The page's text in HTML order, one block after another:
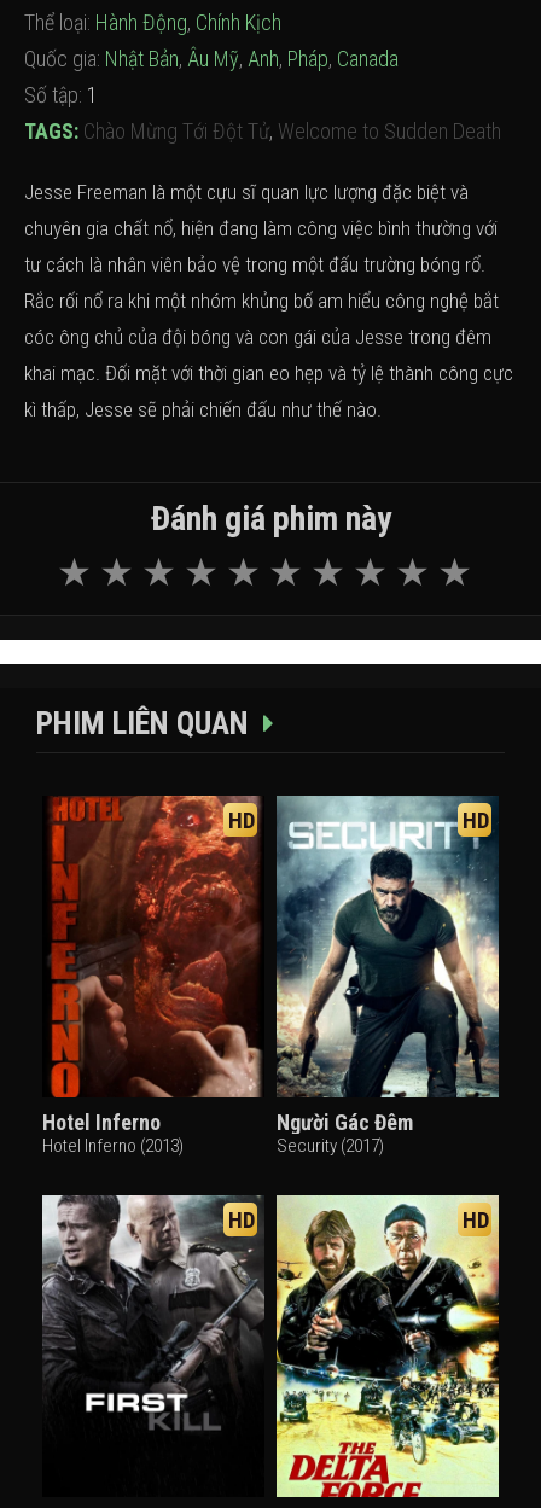
Thể loại: Hành Động, Chính Kịch
Quốc gia: Nhật Bản, Âu Mỹ, Anh, Pháp, Canada
Số tập: 1
TAGS: Chào Mừng Tới Đột Tử, Welcome to Sudden Death
Jesse Freeman là một cựu sĩ quan lực lượng đặc biệt và
chuyên gia chất nổ, hiện đang làm công việc bình thường với
tư cách là nhân viên bảo vệ trong một đấu trường bóng rổ.
Rắc rối nổ ra khi một nhóm khủng bố am hiểu công nghệ bắt
cóc ông chủ của đội bóng và con gái của Jesse trong đêm
khai mạc. Đối mặt với thời gian eo hẹp và tỷ lệ thành công cực
kì thấp, Jesse sẽ phải chiến đấu như thế nào.
Đánh giá phim này
PHIM LIÊN QUAN
HD
Hotel Inferno
Hotel Inferno (2013)
HD
Người Gác Đêm
Security (2017)
HD HD